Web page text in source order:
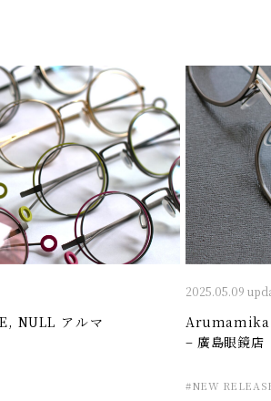
NULL アルマ
2025.05.09
Arumamika
– 廣島眼鏡店
#NEW